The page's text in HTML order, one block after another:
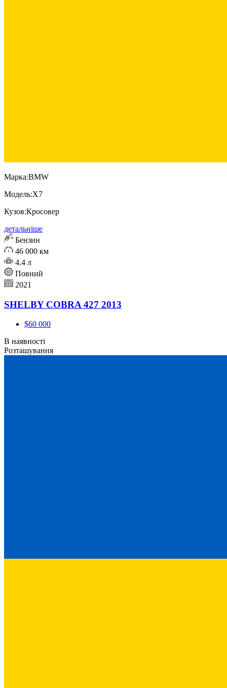
Марка:BMW
Модель:X7
Кузов:Кросовер
детальніше
Бензин
46 000 км
4.4 л
Повний
2021
SHELBY COBRA 427 2013
$60 000
В наявності
Розташування